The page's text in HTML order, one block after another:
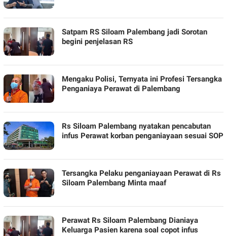
Satpam RS Siloam Palembang jadi Sorotan
begini penjelasan RS
Mengaku Polisi, Ternyata ini Profesi Tersangka
Penganiaya Perawat di Palembang
Rs Siloam Palembang nyatakan pencabutan
infus Perawat korban penganiayaan sesuai SOP
Tersangka Pelaku penganiayaan Perawat di Rs
Siloam Palembang Minta maaf
Perawat Rs Siloam Palembang Dianiaya
Keluarga Pasien karena soal copot infus